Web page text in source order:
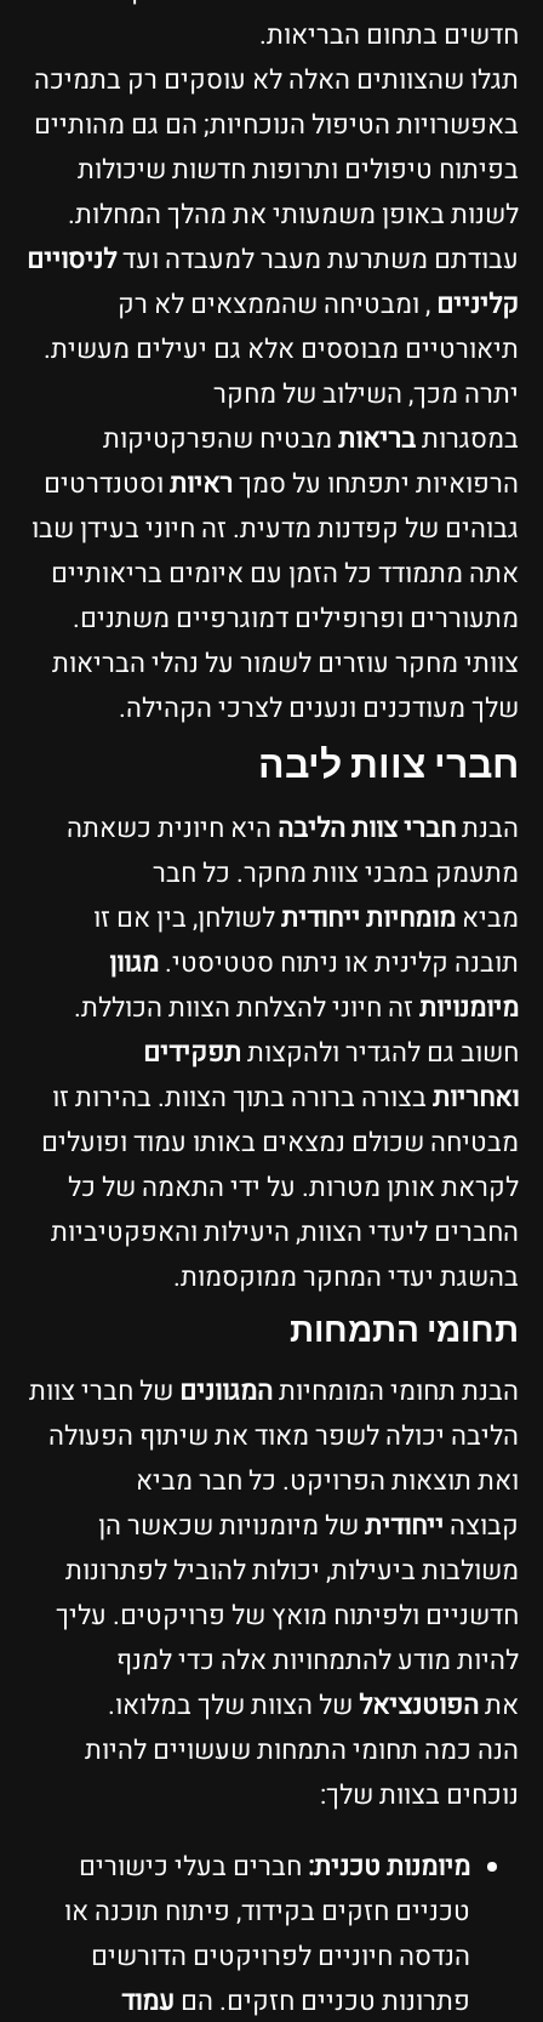
בתחום הבריאות.
שהצוותים האלה לא עוסקים רק בתמיכה
הטיפול הנוכחיות; הם גם מהותיים
טיפולים ותרופות חדשות שיכולות
באופן משמעותי את מהלך המחלות.
משתרעת מעבר למעבדה ועדלניסויים
, ומבטיחה שהממצאים לא רק
מבוססים אלא גם יעילים מעשית.
מכך, השילוב של מחקר
בריאותמבטיח שהפרקטיקות
יתפתחו על סמךראיותוסטנדרטים
של קפדנות מדעית. זה חיוני בעידן שבו
מתמודד כל הזמן עם איומים בריאותיים
ופרופילים דמוגרפיים משתנים.
מחקר עוזרים לשמור על נהלי הבריאות
מעודכנים ונענים לצרכי הקהילה.
צוות ליבה
חברי צוות הליבההיא חיונית כשאתה
במבני צוות מחקר. כל חבר
מומחיות ייחודיתלשולחן, בין אם זו
קלינית או ניתוח סטטיסטי.מגוון
זה חיוני להצלחת הצוות הכוללת.
גם להגדיר ולהקצותתפקידים
בצורה ברורה בתוך הצוות. בהירות זו
שכולם נמצאים באותו עמוד ופועלים
אותן מטרות. על ידי התאמה של כל
ליעדי הצוות, היעילות והאפקטיביות
יעדי המחקר ממוקסמות.
התמחות
תחומי המומחיותהמגווניםשל חברי צוות
יכולה לשפר מאוד את שיתוף הפעולה
תוצאות הפרויקט. כל חבר מביא
ייחודיתשל מיומנויות שכאשר הן
ביעילות, יכולות להוביל לפתרונות
ולפיתוח מואץ של פרויקטים. עליך
מודע להתמחויות אלה כדי למנף
הפוטנציאלשל הצוות שלך במלואו.
כמה תחומי התמחות שעשויים להיות
בצוות שלך:
מיומנות טכנית:חברים בעלי כישורים
טכניים חזקים בקידוד, פיתוח תוכנה או
הנדסה חיוניים לפרויקטים הדורשים
פתרונות טכניים חזקים. הםעמוד